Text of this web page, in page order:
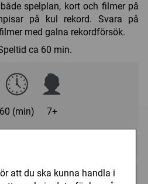
att du ska kunna handla i
spelplan, kort och filmer på
på kul rekord. Svara på
med galna rekordförsök.
ca 60 min.
60 (min) 7+